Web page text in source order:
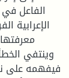
الفاعل
الإعرابية
وينتفي
فيفهمه على